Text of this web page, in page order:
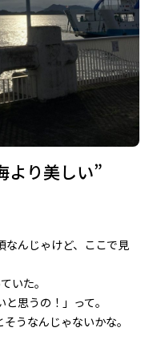
より美しい”
なんじゃけど、ここで見
いた。
思うの！」って。
うなんじゃないかな。